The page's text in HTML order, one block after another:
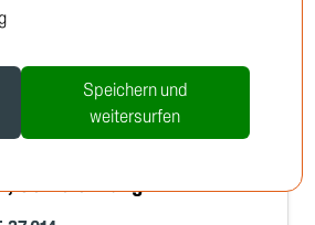
Servolenkung
Speichern und
weitersurfen